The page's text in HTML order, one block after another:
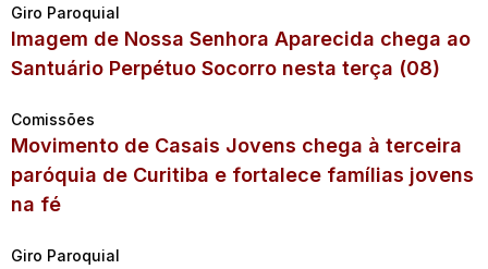
Giro Paroquial
Imagem de Nossa Senhora Aparecida chega ao
Santuário Perpétuo Socorro nesta terça (08)
Comissões
Movimento de Casais Jovens chega à terceira
paróquia de Curitiba e fortalece famílias jovens
na fé
Giro Paroquial